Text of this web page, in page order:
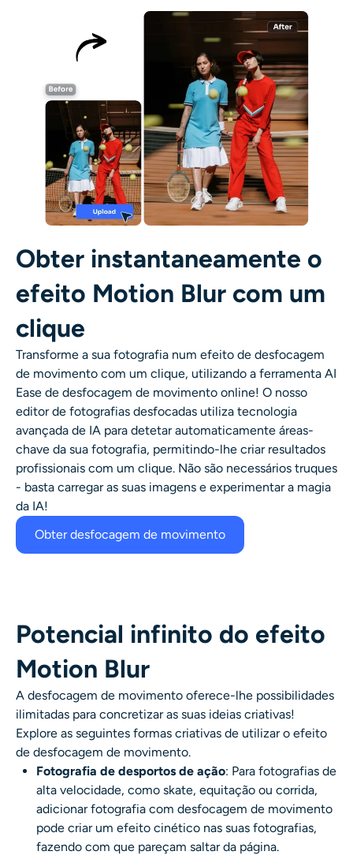
Gerador de Imagens com Estilo por IA
Ferramentas de retrato
Trocador de penteado
Trocador de roupas
Gerador de tiro na cabeça Pro
Gerador de tiro na cabeça AI
Criador de fotos para passaporte
Ferramentas de vídeo
Efeitos de vídeo
Aprimorador de vídeo
Obter instantaneamente o
efeito Motion Blur com um
clique
Transforme a sua fotografia num efeito de desfocagem
de movimento com um clique, utilizando a ferramenta AI
Ease de desfocagem de movimento online! O nosso
editor de fotografias desfocadas utiliza tecnologia
avançada de IA para detetar automaticamente áreas-
chave da sua fotografia, permitindo-lhe criar resultados
profissionais com um clique. Não são necessários truques
- basta carregar as suas imagens e experimentar a magia
da IA!
Obter desfocagem de movimento
Potencial infinito do efeito
Motion Blur
A desfocagem de movimento oferece-lhe possibilidades
ilimitadas para concretizar as suas ideias criativas!
Explore as seguintes formas criativas de utilizar o efeito
de desfocagem de movimento.
Fotografia de desportos de ação: Para fotografias de
alta velocidade, como skate, equitação ou corrida,
adicionar fotografia com desfocagem de movimento
pode criar um efeito cinético nas suas fotografias,
fazendo com que pareçam saltar da página.